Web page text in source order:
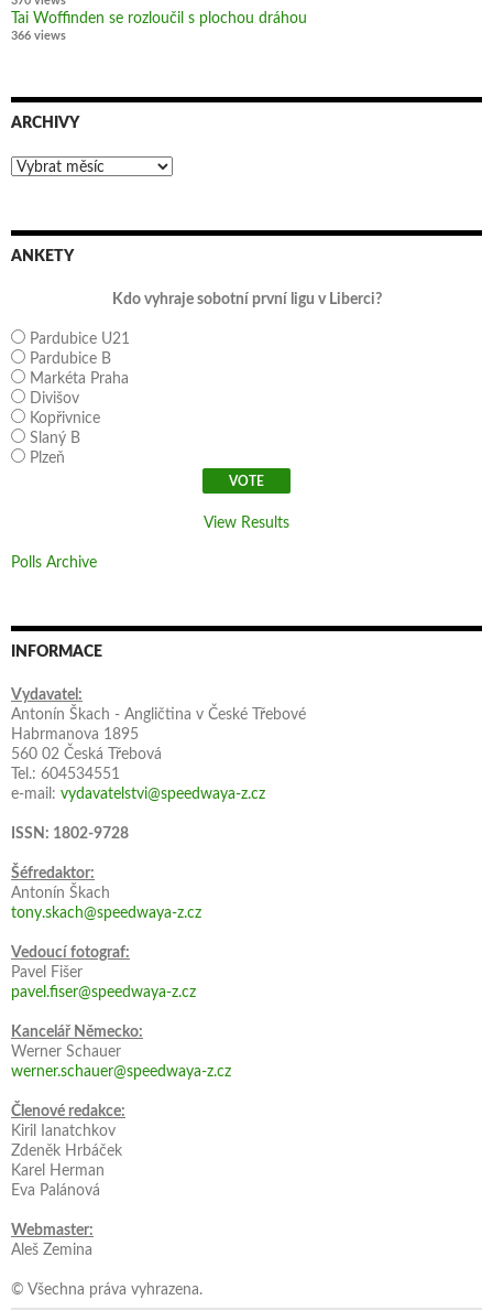
Tai Woffinden se rozloučil s plochou dráhou
366 views
ARCHIVY
Archivy
ANKETY
Kdo vyhraje sobotní první ligu v Liberci?
Pardubice U21
Pardubice B
Markéta Praha
Divišov
Kopřivnice
Slaný B
Plzeň
View Results
Polls Archive
INFORMACE
Vydavatel:
Antonín Škach - Angličtina v České Třebové
Habrmanova 1895
560 02 Česká Třebová
Tel.: 604534551
e-mail: vydavatelstvi@speedwaya-z.cz
ISSN: 1802-9728
Šéfredaktor:
Antonín Škach
tony.skach@speedwaya-z.cz
Vedoucí fotograf:
Pavel Fišer
pavel.fiser@speedwaya-z.cz
Kancelář Německo:
Werner Schauer
werner.schauer@speedwaya-z.cz
Členové redakce:
Kiril Ianatchkov
Zdeněk Hrbáček
Karel Herman
Eva Palánová
Webmaster:
Aleš Zemina
© Všechna práva vyhrazena.